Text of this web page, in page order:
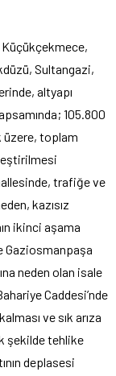
Küçükçekmece,
Sultangazi,
altyapı
105.800
üzere, toplam
trafiğe ve
kazısız
ikinci aşama
Gaziosmanpaşa
neden olan isale
Caddesi’nde
ve sık arıza
şekilde tehlike
deplasesi